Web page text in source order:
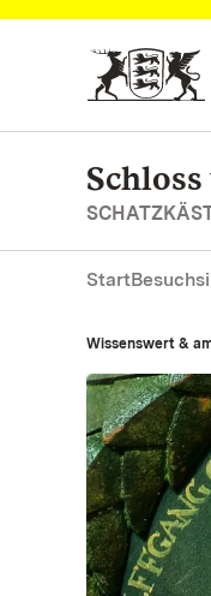
Zum Hauptinhalt
Start
Wissenswert &